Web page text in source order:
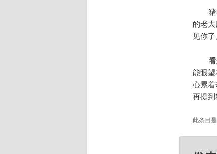
猪很
的老
见你
看来
能眼
心累
再提到
此条目